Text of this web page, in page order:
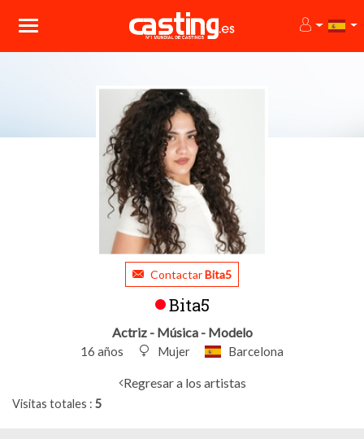
ContactarBita5
Bita5
Actriz - Música - Modelo
16 años Mujer Barcelona
Regresar a los artistas
Visitas totales 5